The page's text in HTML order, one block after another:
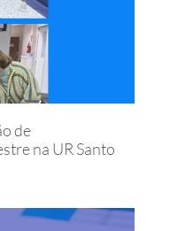
de
na UR Santo